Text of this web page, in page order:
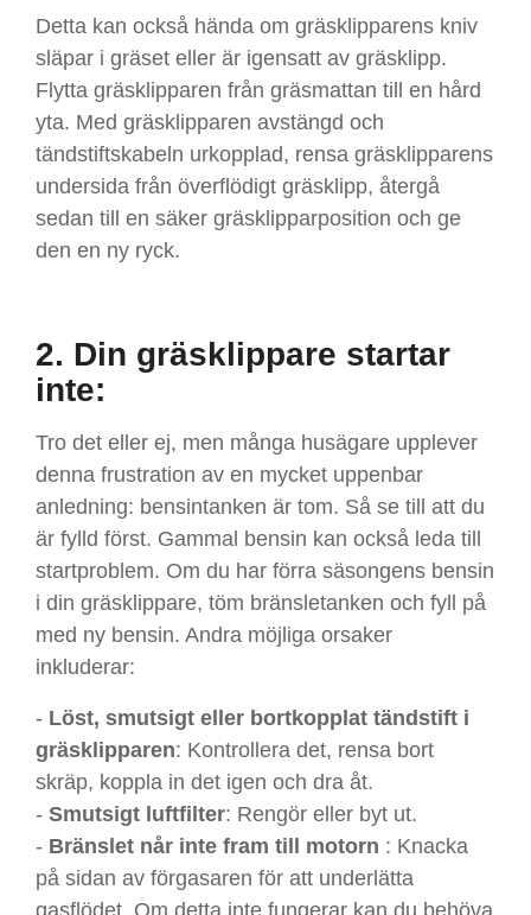
Detta kan också hända om gräsklipparens kniv
släpar i gräset eller är igensatt av gräsklipp.
Flytta gräsklipparen från gräsmattan till en hård
yta. Med gräsklipparen avstängd och
tändstiftskabeln urkopplad, rensa gräsklipparens
undersida från överflödigt gräsklipp, återgå
sedan till en säker gräsklipparposition och ge
den en ny ryck.
2. Din gräsklippare startar
inte:
Tro det eller ej, men många husägare upplever
denna frustration av en mycket uppenbar
anledning: bensintanken är tom. Så se till att du
är fylld först. Gammal bensin kan också leda till
startproblem. Om du har förra säsongens bensin
i din gräsklippare, töm bränsletanken och fyll på
med ny bensin. Andra möjliga orsaker
inkluderar:
- Löst, smutsigt eller bortkopplat tändstift i
gräsklipparen: Kontrollera det, rensa bort
skräp, koppla in det igen och dra åt.
- Smutsigt luftfilter: Rengör eller byt ut.
- Bränslet når inte fram till motorn : Knacka
på sidan av förgasaren för att underlätta
gasflödet. Om detta inte fungerar kan du behöva